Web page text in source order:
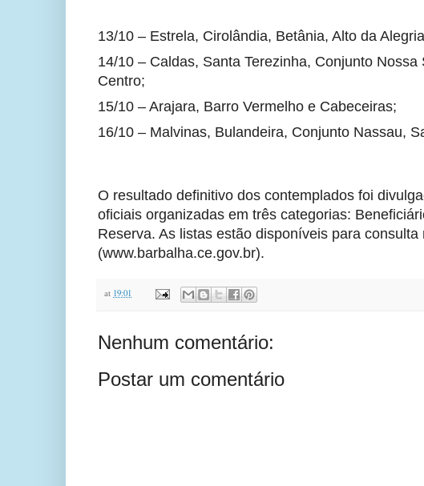
13/10 – Estrela, Cirolândia, Betânia, Alto da
14/10 – Caldas, Santa Terezinha, Conjunto
Centro;
15/10 – Arajara, Barro Vermelho e Cabeceiras;
16/10 – Malvinas, Bulandeira, Conjunto Nassau,
O resultado definitivo dos contemplados foi
oficiais organizadas em três categorias:
Reserva. As listas estão disponíveis para
(www.barbalha.ce.gov.br).
at 19:01
Nenhum comentário:
Postar um comentário